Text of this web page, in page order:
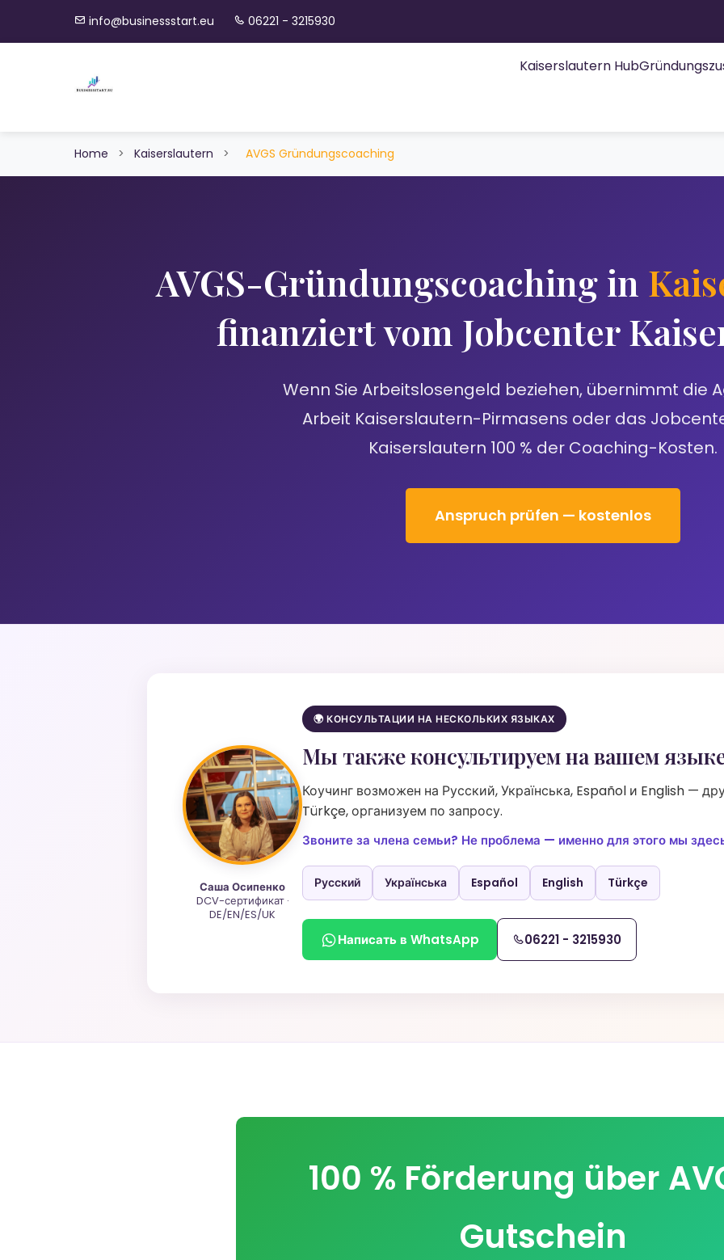
info@businessstart.eu 06221 - 3215930
Kaiserslautern Hub
Home > Kaiserslautern > AVGS Gründungscoaching
AVGS-Gründungscoaching in
finanziert vom Jobcenter
Wenn Sie Arbeitslosengeld beziehen, übernimmt die
Arbeit Kaiserslautern-Pirmasens oder das
Kaiserslautern 100 % der Coaching-Kosten.
Anspruch prüfen — kostenlos
Саша Осипенко
DCV-сертификат ·
DE/EN/ES/UK
🌍 КОНСУЛЬТАЦИИ НА НЕСКОЛЬКИХ ЯЗЫКАХ
Мы также консультируем на вашем
Коучинг возможен на Русский, Українська, Español и English —
Türkçe, организуем по запросу.
Звоните за члена семьи? Не проблема — именно для этого мы
Русский Українська Español English Türkçe
Написать в WhatsApp 06221 - 3215930
100 % Förderung über
Gutschein